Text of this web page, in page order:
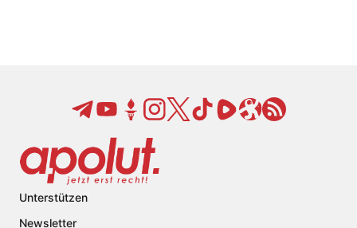
Unterstützen
Newsletter